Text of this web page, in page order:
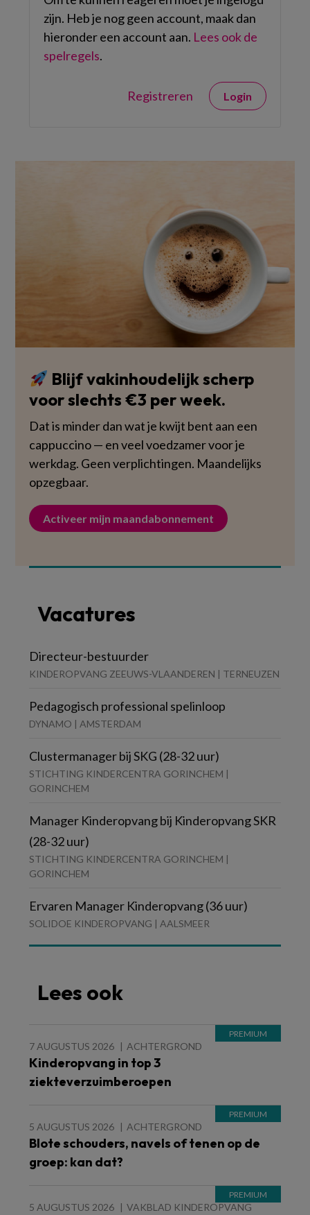
zijn. Heb je nog geen account, maak dan
hieronder een account aan. Lees ook de
spelregels.
Registreren Login
Blijf vakinhoudelijk scherp
voor slechts €3 per week.
Dat is minder dan wat je kwijt bent aan een
cappuccino — en veel voedzamer voor je
werkdag. Geen verplichtingen. Maandelijks
opzegbaar.
Activeer mijn maandabonnement
Vacatures
Directeur-bestuurder
KINDEROPVANG ZEEUWS-VLAANDEREN | TERNEUZEN
Pedagogisch professional spelinloop
DYNAMO | AMSTERDAM
Clustermanager bij SKG (28-32 uur)
STICHTING KINDERCENTRA GORINCHEM |
GORINCHEM
Manager Kinderopvang bij Kinderopvang SKR
(28-32 uur)
STICHTING KINDERCENTRA GORINCHEM |
GORINCHEM
Ervaren Manager Kinderopvang (36 uur)
SOLIDOE KINDEROPVANG | AALSMEER
Lees ook
7 AUGUSTUS 2026 ACHTERGROND
Kinderopvang in top 3
ziekteverzuimberoepen
5 AUGUSTUS 2026 ACHTERGROND
Blote schouders, navels of tenen op de
groep: kan dat?
5 AUGUSTUS 2026 VAKBLAD KINDEROPVANG